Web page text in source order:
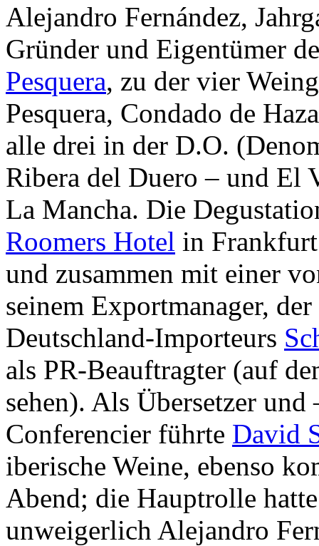
Alejandro Fernández,
Gründer und Eigentümer
Pesquera, zu der vier
Pesquera, Condado de
alle drei in der D.O.
Ribera del Duero – und El
La Mancha. Die
Roomers Hotel in
und zusammen mit einer
seinem Exportmanager,
Deutschland-Importeurs
als PR-Beauftragter (auf
sehen). Als Übersetzer
Conferencier führte David
iberische Weine, ebenso
Abend; die Hauptrolle
unweigerlich Alejandro